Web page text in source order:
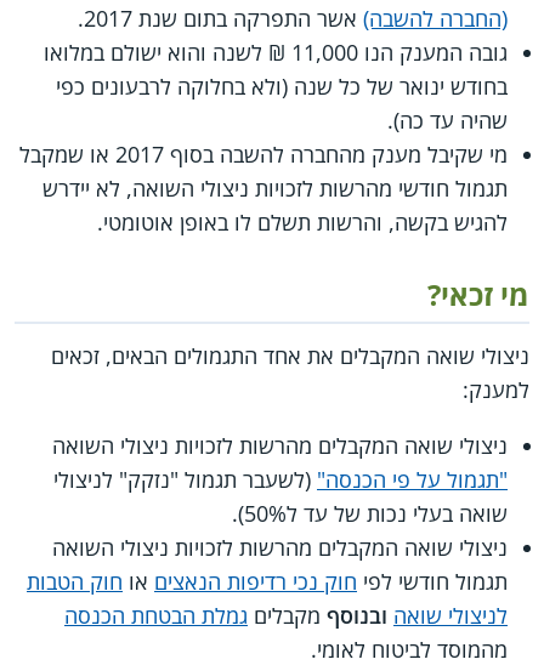
(החברה להשבה) אשר התפרקה בתום שנת 2017.
גובה המענק הנו 11,000 ₪ לשנה והוא ישולם במלואו
בחודש ינואר של כל שנה (ולא בחלוקה לרבעונים כפי
שהיה עד כה).
מי שקיבל מענק מהחברה להשבה בסוף 2017 או שמקבל
תגמול חודשי מהרשות לזכויות ניצולי השואה, לא יידרש
להגיש בקשה, והרשות תשלם לו באופן אוטומטי.
מי זכאי?
ניצולי שואה המקבלים את אחד התגמולים הבאים, זכאים
למענק:
ניצולי שואה המקבלים מהרשות לזכויות ניצולי השואה
"תגמול על פי הכנסה" (לשעבר תגמול "נזקק" לניצולי
שואה בעלי נכות של עד ל50%).
ניצולי שואה המקבלים מהרשות לזכויות ניצולי השואה
תגמול חודשי לפי חוק נכי רדיפות הנאצים או חוק הטבות
לניצולי שואה ובנוסף מקבלים גמלת הבטחת הכנסה
מהמוסד לביטוח לאומי.